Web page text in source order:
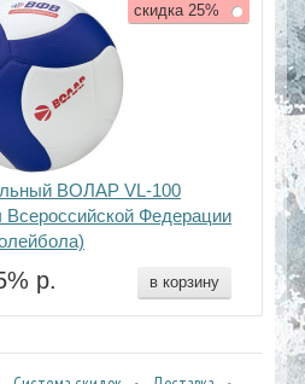
скидка 25%
ВОЛАР VL-100
Федерации
р. в корзину